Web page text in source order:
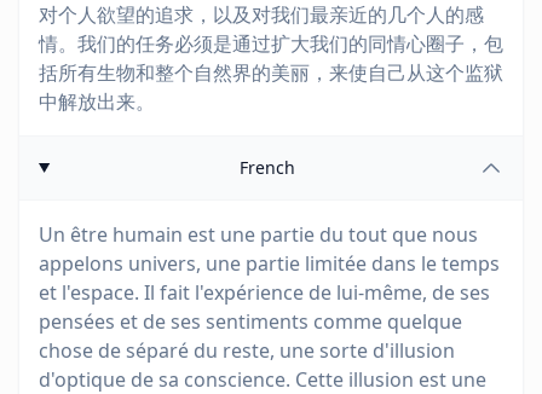
对个人欲望的追求，以及对我们最亲近的几个人的感
情。我们的任务必须是通过扩大我们的同情心圈子，包
括所有生物和整个自然界的美丽，来使自己从这个监狱
中解放出来。
French
Un être humain est une partie du tout que nous
appelons univers, une partie limitée dans le temps
et l'espace. Il fait l'expérience de lui-même, de ses
pensées et de ses sentiments comme quelque
chose de séparé du reste, une sorte d'illusion
d'optique de sa conscience. Cette illusion est une